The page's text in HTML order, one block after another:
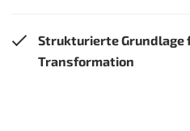
Strukturierte Grundlage
Transformation